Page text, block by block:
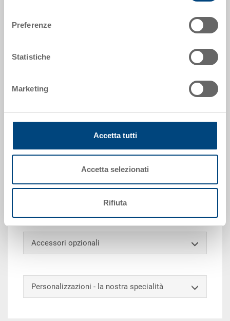
Preferenze
Statistiche
Marketing
Accetta tutti
Accetta selezionati
Rifiuta
RAL 5012 |
Dati tecnici
600x400x325 mm, interno 565x365x305 mm, 62.9 l,
pareti chiuse, fondo a nervature concentriche 17 mm,
chiusa, punti di presa orizzontale aperti, porta
etichette integrato su tutti i lati, angoli di presa 50
Accessori opzionali
Personalizzazioni - la nostra specialità